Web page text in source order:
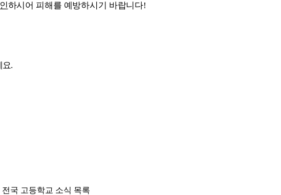
하시어 피해를 예방하시기 바랍니다!
요.
전국 고등학교 소식 목록